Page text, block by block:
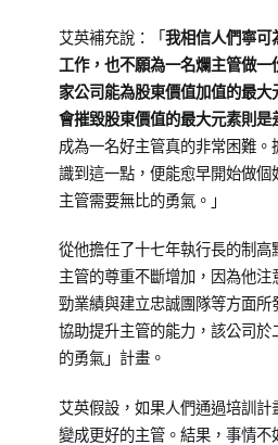
艾英補充說：「 我相信人們寧可
工作，也不願為一名爛主管做一
家公司能為股東價值加值的最大
會摧毀股東價值的最大元素則是
成為一名好主管真的非常困難。
識到這一點，便能愈早開始做個
主管需要無比的勇氣。」
從他擔任了十七年執行長的制高
主管的尊重不斷增加，因為他注
勁業績與建立忠誠團隊等方面所
協助提升主管的能力，該公司於
的勇氣」計畫。
艾英假設，如果人們通過培訓計
變成更好的主管。結果，事情不